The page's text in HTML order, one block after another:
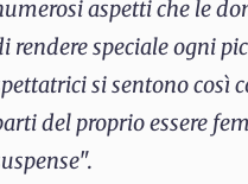
aspetti che le
rendere speciale ogni
si sentono così
del proprio essere
".